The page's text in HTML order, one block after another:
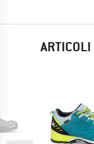
ARTICOLI